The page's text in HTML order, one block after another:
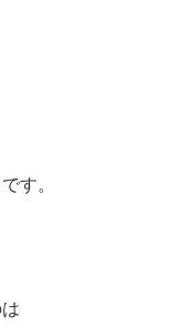
す。